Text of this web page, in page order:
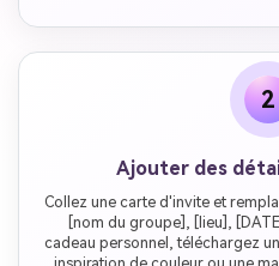
2
Ajouter des
Collez une carte d'invite et
[nom du groupe], [lieu],
cadeau personnel, téléchargez